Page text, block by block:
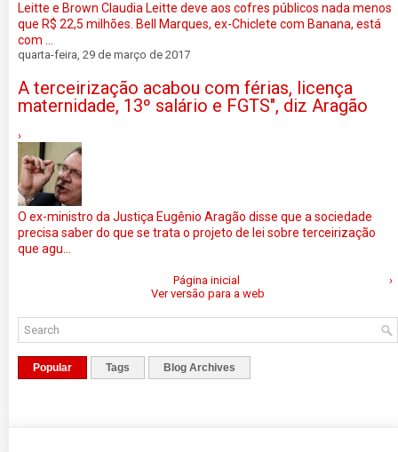
Leitte e Brown Claudia Leitte deve aos cofres públicos nada menos
que R$ 22,5 milhões. Bell Marques, ex-Chiclete com Banana, está
com ...
quarta-feira, 29 de março de 2017
A terceirização acabou com férias, licença
maternidade, 13º salário e FGTS", diz Aragão
›
O ex-ministro da Justiça Eugênio Aragão disse que a sociedade
precisa saber do que se trata o projeto de lei sobre terceirização
que agu...
›
Página inicial
Ver versão para a web
Popular Tags Blog Archives